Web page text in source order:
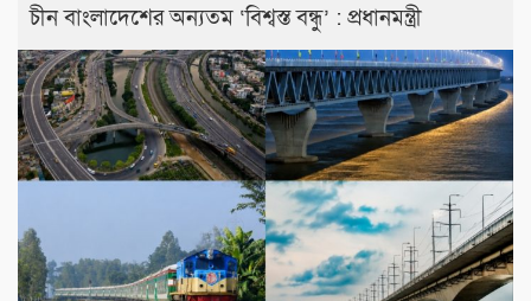
চীন বাংলাদেশের অন্যতম ‘বিশ্বস্ত বন্ধু’ : প্রধানমন্ত্রী